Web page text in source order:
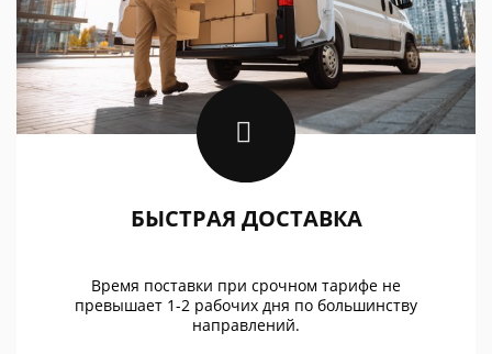
БЫСТРАЯ ДОСТАВКА
Время поставки при срочном тарифе не
превышает 1-2 рабочих дня по большинству
направлений.